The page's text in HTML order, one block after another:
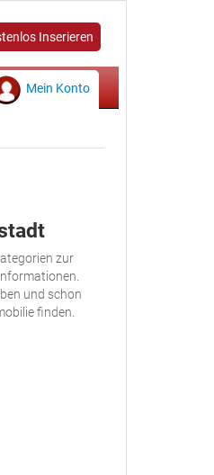
Inserieren
Mein Konto
zur
und schon
finden.